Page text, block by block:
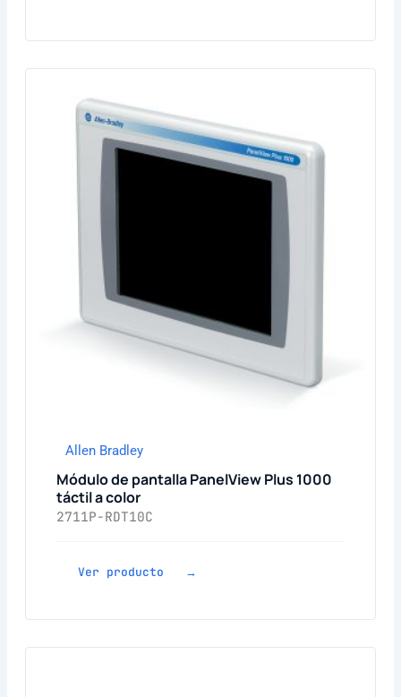
Allen Bradley
Módulo de pantalla PanelView Plus 1000
táctil a color
2711P-RDT10C
Ver producto →